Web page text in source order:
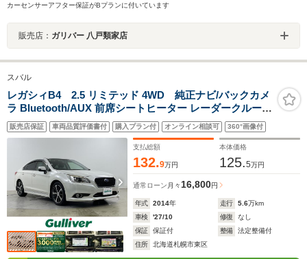
カーセンサーアフター保証がBプランに付いています
販売店： ガリバー 八戸類家店
スバル
レガシィB4 2.5 リミテッド 4WD 純正ナビ/バックカメ
ラ Bluetooth/AUX 前席シートヒーター レーダークルーズ
コントロール 車線逸脱警報 エマージェンシーブレーキ ア
イドリングストップ 前席パワーシート ハーマンカードン
販売店保証 車両品質評価書付 購入プラン付 オンライン相談可 360°画像付
支払総額
132.9万円
本体価格
125.5万円
通常ローン 月々 16,800円
年式 2014年 走行 5.6万km
車検
'27/10 修復
なし
保証
保証付 整備
法定整備付
住所
北海道札幌市東区